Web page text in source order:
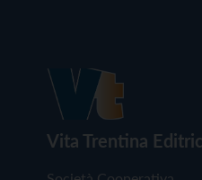
Vita Trentina